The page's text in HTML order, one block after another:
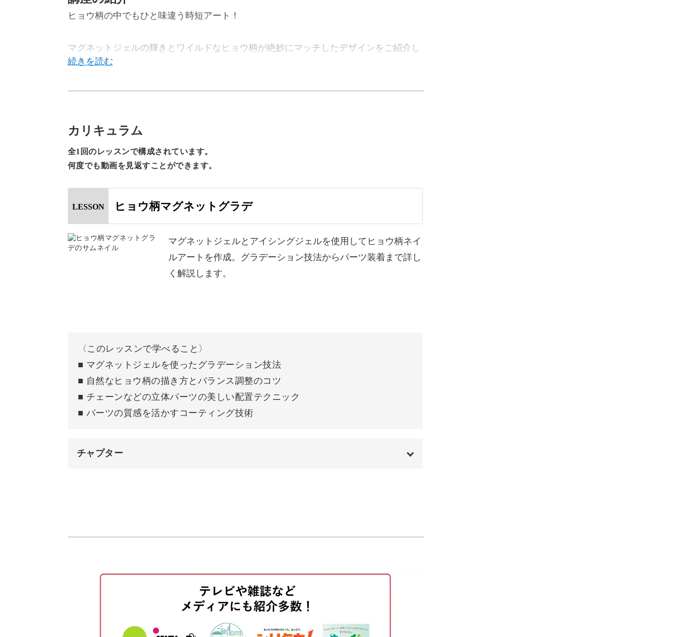
ヒョウ柄の中でもひと味違う時短アート！
マグネットジェルの輝きとワイルドなヒョウ柄が絶妙にマッチしたデザインをご紹介し
ます。
ポイントは、マグネットジェルの特性を最大限に活用したグラデーション技法。
塗り方や筆でのぼかし方、磁石のあて方まで丁寧に解説していきますよ。
光を爪先に集中させて、まるで宝石のような美しい輝きを演出。
その上にリアルなヒョウ柄を描いていきましょう！
太さのバランスを不均一にしたり、点も凸凹した形にするなど、ちょっとしたポイント
がありますよ。
しっかり固定できるように、粘度が高く流れにくい商材もご紹介します◎
カリキュラム
全1回のレッスンで構成されています。
何度でも動画を見返すことができます。
LESSON ヒョウ柄マグネットグラデ
マグネットジェルとアイシングジェルを使用してヒョウ柄ネイ
ルアートを作成。グラデーション技法からパーツ装着まで詳し
く解説します。
〈このレッスンで学べること〉
■ マグネットジェルを使ったグラデーション技法
■ 自然なヒョウ柄の描き方とバランス調整のコツ
■ チェーンなどの立体パーツの美しい配置テクニック
■ パーツの質感を活かすコーティング技術
チャプター
ヒョウ柄を描く
パーツの隙間にジェルを塗る